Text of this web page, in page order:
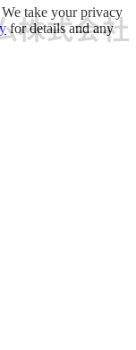
take your privacy
for details and any